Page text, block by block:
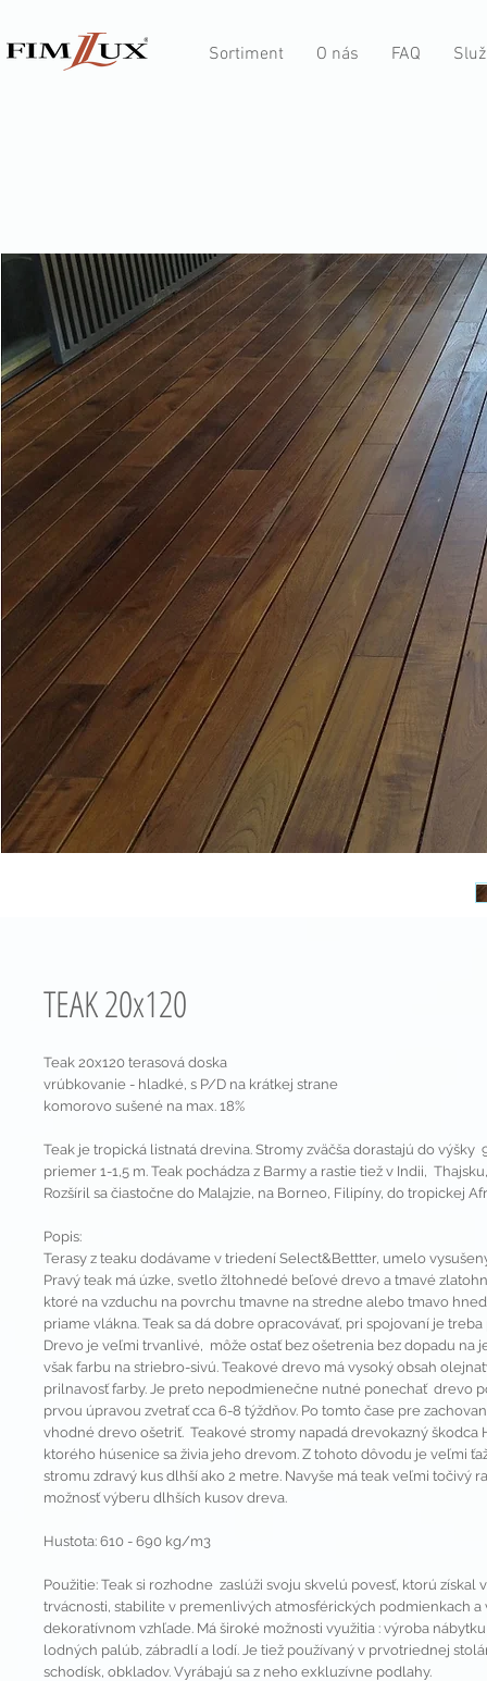
Sortiment O nás FAQ
TEAK 20x120
Teak 20x120 terasová doska
vrúbkovanie - hladké, s P/D na krátkej strane
komorovo sušené na max. 18%
Teak je tropická listnatá drevina. Stromy zväčša dorastajú do výšky
priemer 1-1,5 m. Teak pochádza z Barmy a rastie tiež v Indii,
Rozšíril sa čiastočne do Malajzie, na Borneo, Filipíny, do tropickej
Popis:
Terasy z teaku dodávame v triedení Select&Bettter, umelo
Pravý teak má úzke, svetlo žltohnedé beľové drevo a tmavé
ktoré na vzduchu na povrchu tmavne na stredne alebo tmavo
priame vlákna. Teak sa dá dobre opracovávať, pri spojovaní je
Drevo je veľmi trvanlivé, môže ostať bez ošetrenia bez dopadu na
však farbu na striebro-sivú. Teakové drevo má vysoký obsah
prilnavosť farby. Je preto nepodmienečne nutné ponechať drevo
prvou úpravou zvetrať cca 6-8 týždňov. Po tomto čase pre
vhodné drevo ošetriť. Teakové stromy napadá drevokazný škodca
ktorého húsenice sa živia jeho drevom. Z tohoto dôvodu je veľmi
stromu zdravý kus dlhší ako 2 metre. Navyše má teak veľmi točivý
možnosť výberu dlhších kusov dreva.
Hustota: 610 - 690 kg/m3
Použitie: Teak si rozhodne zaslúži svoju skvelú povesť, ktorú získal
trvácnosti, stabilite v premenlivých atmosférických podmienkach a
dekoratívnom vzhľade. Má široké možnosti využitia : výroba
lodných palúb, zábradlí a lodí. Je tiež používaný v prvotriednej
schodísk, obkladov. Vyrábajú sa z neho exkluzívne podlahy.